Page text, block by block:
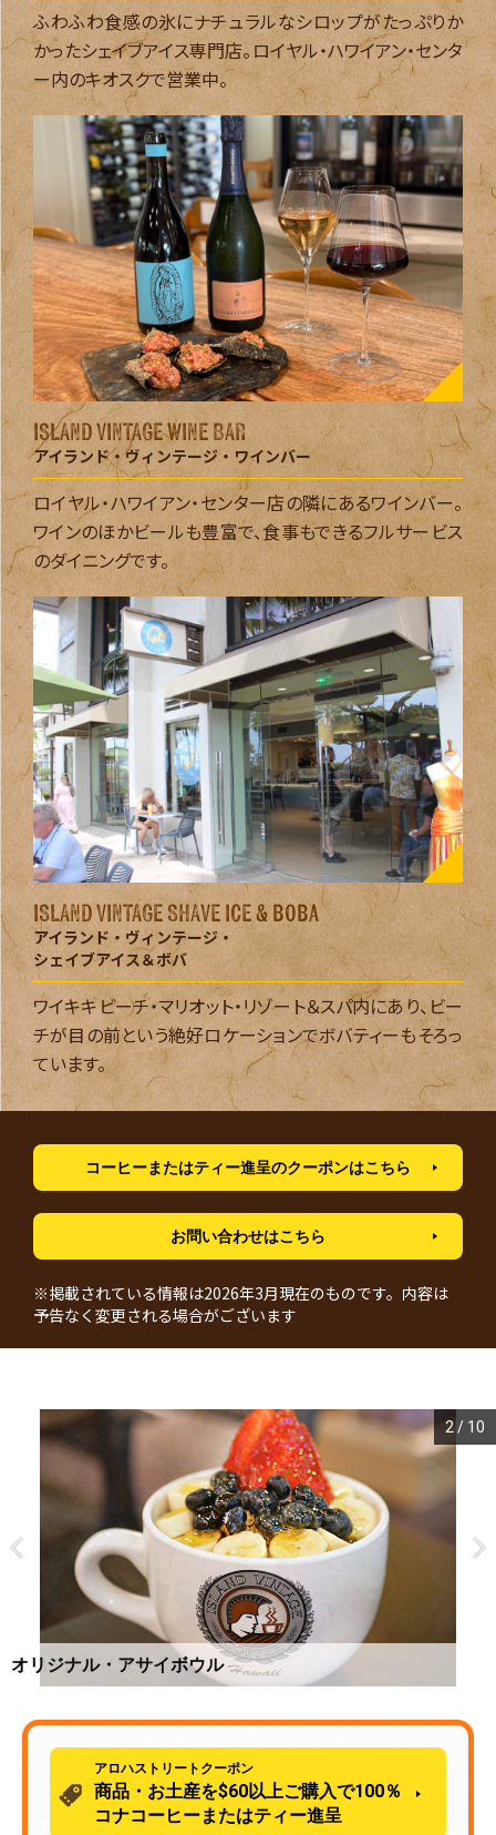
ふわふわ食感の氷にナチュラルなシロップがたっぷりか
かったシェイブアイス専門店。ロイヤル・ハワイアン・センタ
ー内のキオスクで営業中。
ISLAND VINTAGE WINE BAR
アイランド・ヴィンテージ・ ワインバー
ロイヤル・ハワイアン・センター店の隣にあるワインバー。
ワインのほかビールも豊富で、食事もできるフルサービス
のダイニングです。
ISLAND VINTAGE SHAVE ICE & boba
アイランド・ヴィンテージ・
シェイブアイス＆ボバ
ワイキキビーチ・マリオット・リゾート＆スパ内にあり、ビー
チが目の前という絶好ロケーションでボバティーもそろっ
ています。
コーヒーまたはティー進呈のクーポンはこちら
お問い合わせはこちら
※掲載されている情報は2026年3月現在のものです。内容は
予告なく変更される場合がございます
醤油・スパイシー・ポケ
気分によってホットまたはアイスで！
3/ 10
アロハストリートクーポン
商品・お土産を$60以上ご購入で100％
コナコーヒーまたはティー進呈